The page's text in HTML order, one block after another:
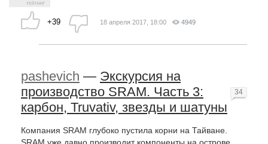
+39 18 апреля 2017, 18:00 4949
pashevich — Экскурсия на
производство SRAM. Часть 3:
карбон, Truvativ, звезды и шатуны
Компания SRAM глубоко пустила корни на Тайване.
34